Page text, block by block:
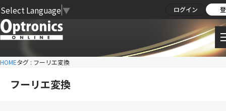
Select Language ▼ ログイン
HOMEタグ : フーリエ変換
フーリエ変換